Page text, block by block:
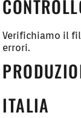
Verifichiamo il
errori.
ITALIA